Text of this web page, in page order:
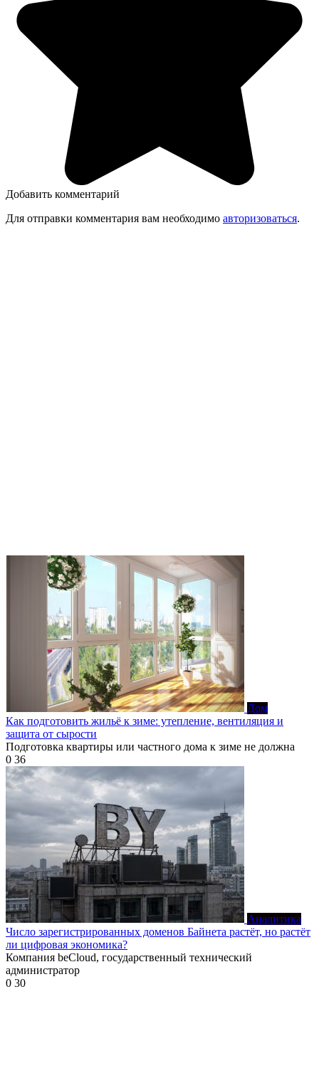
Добавить комментарий
Для отправки комментария вам необходимо авторизоваться.
Дом
Как подготовить жильё к зиме: утепление, вентиляция и
защита от сырости
Подготовка квартиры или частного дома к зиме не должна
0 36
Аналитика
Число зарегистрированных доменов Байнета растёт, но растёт
ли цифровая экономика?
Компания beCloud, государственный технический
администратор
0 30